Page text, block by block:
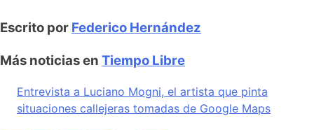
Escrito por Federico Hernández
Más noticias en Tiempo Libre
Entrevista a Luciano Mogni, el artista que pinta
situaciones callejeras tomadas de Google Maps